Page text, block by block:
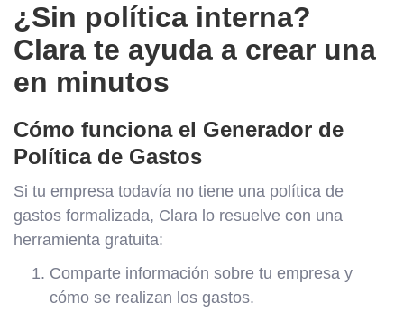
¿Sin política interna?
Clara te ayuda a crear una
en minutos
Cómo funciona el Generador de
Política de Gastos
Si tu empresa todavía no tiene una política de
gastos formalizada, Clara lo resuelve con una
herramienta gratuita:
Comparte información sobre tu empresa y
cómo se realizan los gastos.